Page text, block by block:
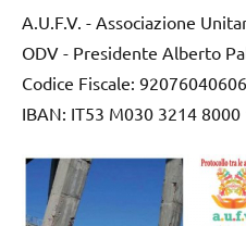
A.U.F.V. - Associazione
ODV - Presidente Alberto
Codice Fiscale: 92076040606
IBAN: IT53 M030 3214